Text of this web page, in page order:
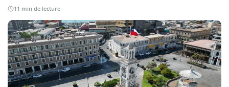
11 min de lecture